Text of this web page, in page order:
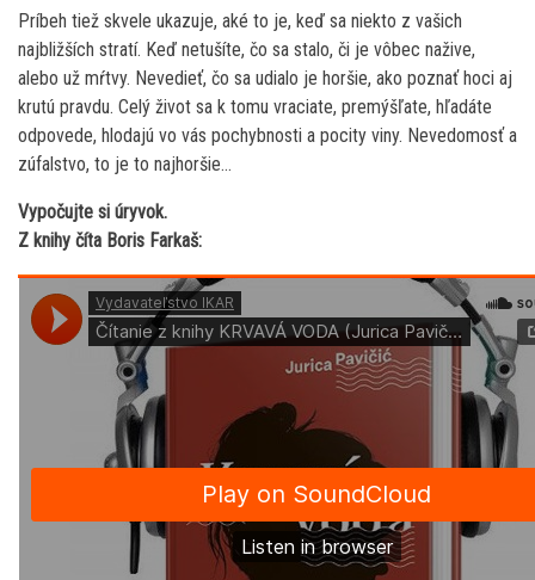
Príbeh tiež skvele ukazuje, aké to je, keď sa niekto z vašich
najbližších stratí. Keď netušíte, čo sa stalo, či je vôbec nažive,
alebo už mŕtvy. Nevedieť, čo sa udialo je horšie, ako poznať hoci aj
krutú pravdu. Celý život sa k tomu vraciate, premýšľate, hľadáte
odpovede, hlodajú vo vás pochybnosti a pocity viny. Nevedomosť a
zúfalstvo, to je to najhoršie…
Vypočujte si úryvok.
Z knihy číta Boris Farkaš: